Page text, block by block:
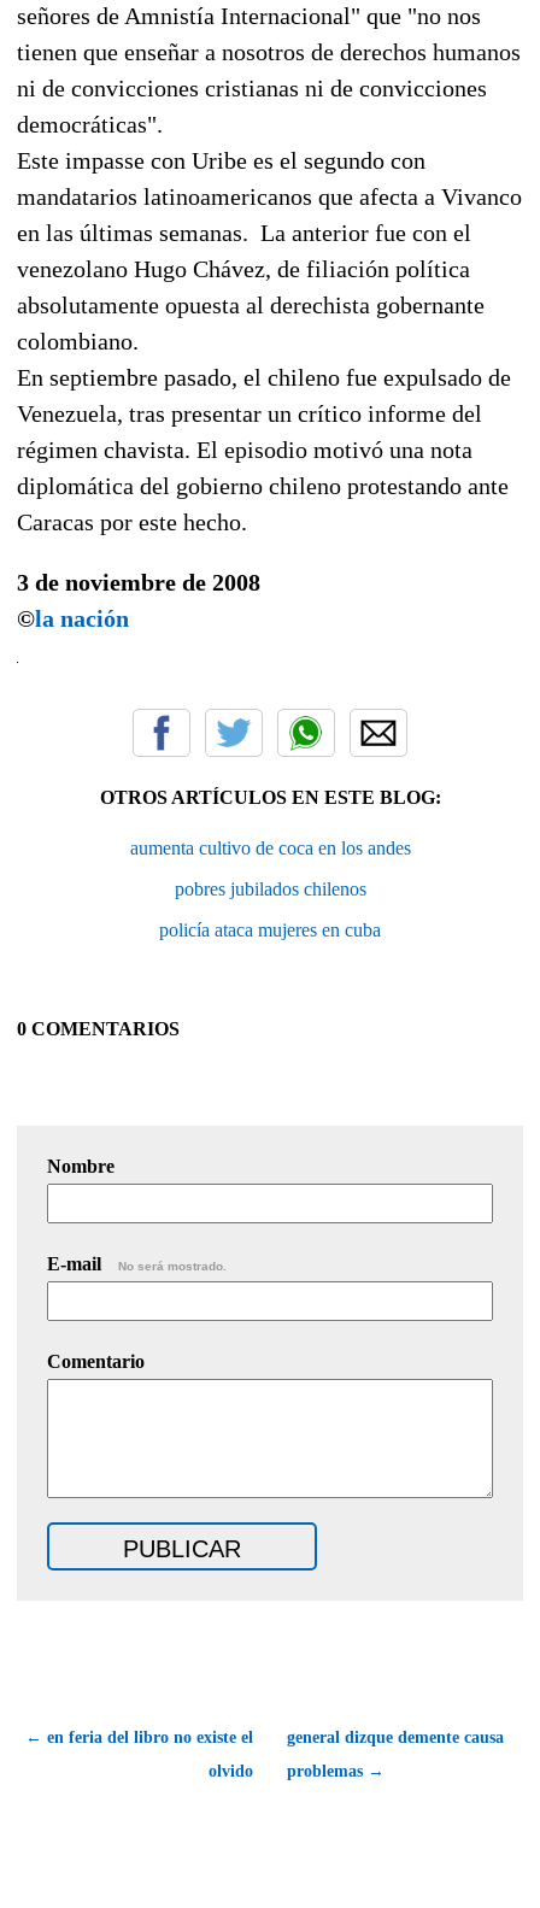
señores de Amnistía Internacional" que "no nos
tienen que enseñar a nosotros de derechos humanos
ni de convicciones cristianas ni de convicciones
democráticas".
Este impasse con Uribe es el segundo con
mandatarios latinoamericanos que afecta a Vivanco
en las últimas semanas. La anterior fue con el
venezolano Hugo Chávez, de filiación política
absolutamente opuesta al derechista gobernante
colombiano.
En septiembre pasado, el chileno fue expulsado de
Venezuela, tras presentar un crítico informe del
régimen chavista. El episodio motivó una nota
diplomática del gobierno chileno protestando ante
Caracas por este hecho.
3 de noviembre de 2008
©la nación
OTROS ARTÍCULOS EN ESTE BLOG:
aumenta cultivo de coca en los andes
pobres jubilados chilenos
policía ataca mujeres en cuba
0 COMENTARIOS
Nombre
E-mail No será mostrado.
Comentario
← en feria del libro no existe el
olvido
general dizque demente causa
problemas →